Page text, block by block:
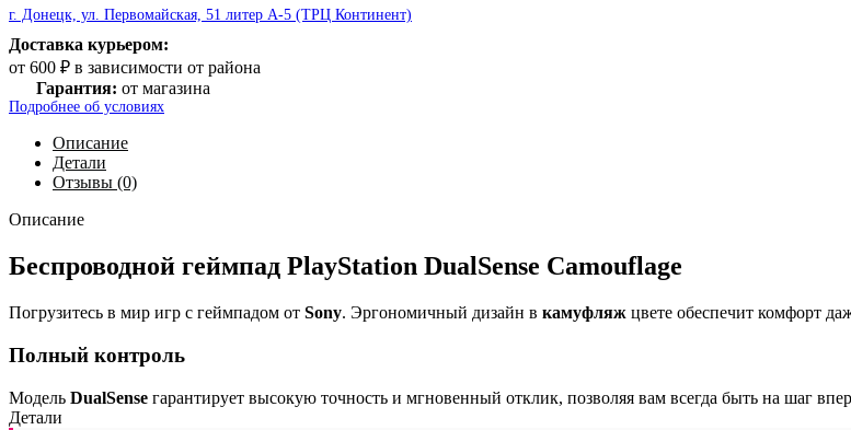
г. Донецк, ул. Первомайская, 51 литер А-5 (ТРЦ Континент)
Доставка курьером:
от 600 ₽ в зависимости от района
Гарантия: от магазина
Подробнее об условиях
Описание
Детали
Отзывы (0)
Описание
Беспроводной геймпад PlayStation DualSense Camouflage
Погрузитесь в мир игр с геймпадом от Sony. Эргономичный дизайн в камуфляж цвете обеспечит комфорт
Полный контроль
Модель DualSense гарантирует высокую точность и мгновенный отклик, позволяя вам всегда быть на шаг
Детали